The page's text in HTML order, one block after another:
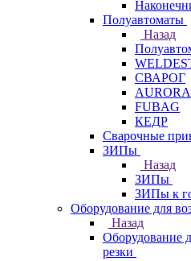
Полуавтоматы
Назад
СВАРОГ
AURORA
FUBAG
КЕДР
Сварочные
ЗИПы
Назад
ЗИПы
ЗИПы к
Оборудование для
Назад
Оборудование
резки